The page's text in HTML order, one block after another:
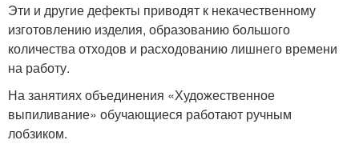
Эти и другие дефекты приводят к некачественному
изготовле­нию изделия, образованию большого
количества отходов и рас­ходованию лишнего времени
на работу.
На занятиях объединения «Художественное
выпиливание» обучающиеся работают ручным
лобзиком.